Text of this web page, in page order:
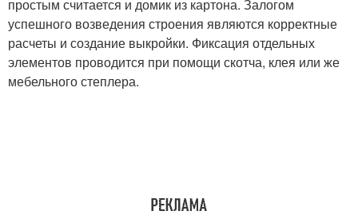
простым считается и домик из картона. Залогом
успешного возведения строения являются корректные
расчеты и создание выкройки. Фиксация отдельных
элементов проводится при помощи скотча, клея или же
мебельного степлера.